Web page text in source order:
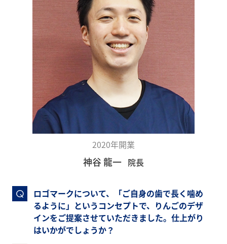
Q
ロゴマークについて、「ご自身の歯で長く噛め
るように」というコンセプトで、りんごのデザ
インをご提案させていただきました。仕上がり
はいかがでしょうか？
2020年開業
神谷 龍一 院長